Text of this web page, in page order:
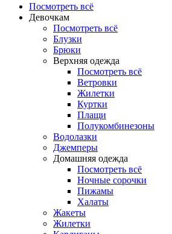
Посмотреть всё
Девочкам
Посмотреть всё
Блузки
Брюки
Верхняя одежда
Посмотреть всё
Ветровки
Жилетки
Куртки
Плащи
Полукомбинезоны
Водолазки
Джемперы
Домашняя одежда
Посмотреть всё
Ночные сорочки
Пижамы
Халаты
Жакеты
Жилетки